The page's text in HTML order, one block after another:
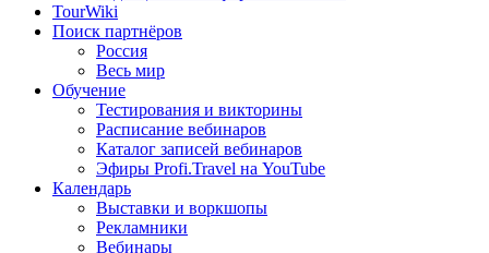
TourWiki
Поиск партнёров
Россия
Весь мир
Обучение
Тестирования и викторины
Расписание вебинаров
Каталог записей вебинаров
Эфиры Profi.Travel на YouTube
Календарь
Выставки и воркшопы
Рекламники
Вебинары